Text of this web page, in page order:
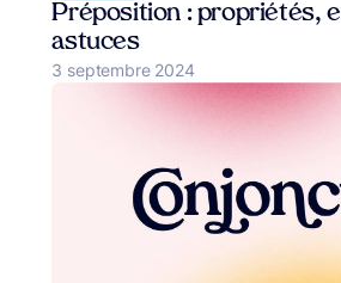
Préposition : propriétés,
astuces
Publié le
3 septembre 2024